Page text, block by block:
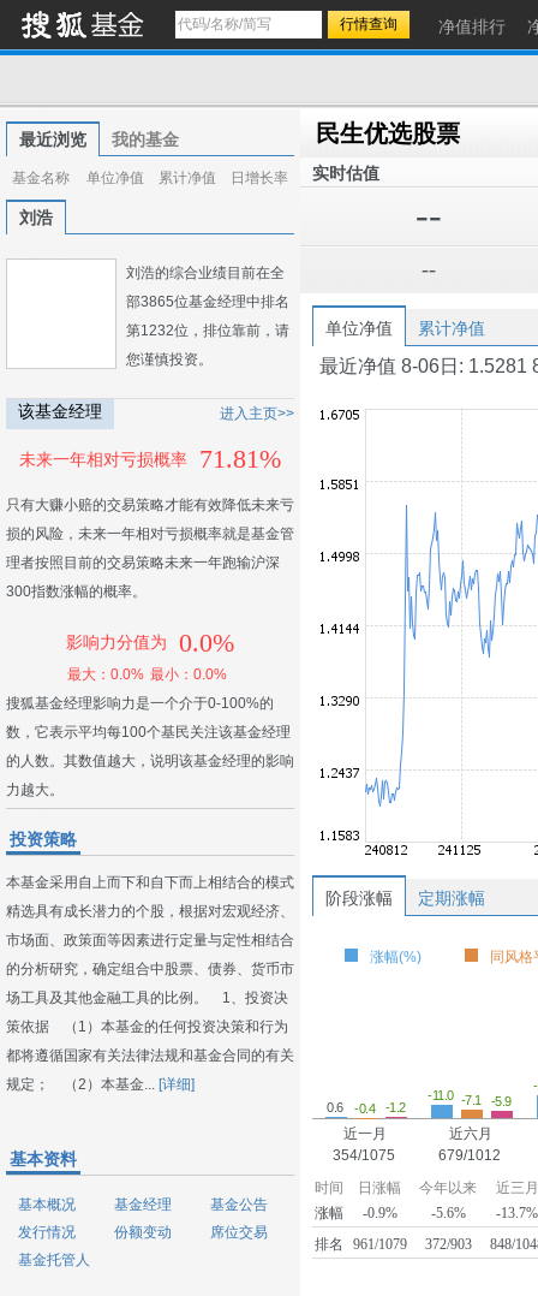
净值排行
最近浏览 我的基金
基金名称 单位净值 累计净值 日增长率
刘浩
刘浩的综合业绩目前在全
部3865位基金经理中排名
第1232位，排位靠前，请
您谨慎投资。
该基金经理 进入主页>>
未来一年相对亏损概率 71.81%
只有大赚小赔的交易策略才能有效降低未来亏
损的风险，未来一年相对亏损概率就是基金管
理者按照目前的交易策略未来一年跑输沪深
300指数涨幅的概率。
影响力分值为 0.0%
最大：0.0% 最小：0.0%
搜狐基金经理影响力是一个介于0-100%的
数，它表示平均每100个基民关注该基金经理
的人数。其数值越大，说明该基金经理的影响
力越大。
投资策略
本基金采用自上而下和自下而上相结合的模式
精选具有成长潜力的个股，根据对宏观经济、
市场面、政策面等因素进行定量与定性相结合
的分析研究，确定组合中股票、债券、货币市
场工具及其他金融工具的比例。 1、投资决
策依据 （1）本基金的任何投资决策和行为
都将遵循国家有关法律法规和基金合同的有关
规定； （2）本基金... [详细]
基本资料
基本概况 基金经理
基金公告
发行情况
份额变动
席位交易
基金托管人
民生优选股票
实时估值
--
--
单位净值 累计净值
最近净值 8-06日: 1.5281
阶段涨幅 定期涨幅
涨幅(%) 同风格
0.6 -0.4 -1.2
近一月
354/1075
-11.0 -7.1 -5.9
近六月
679/1012
时间 日涨幅 今年以来
近三月
涨幅
-0.9% -5.6%
-13.7%
排名
961/1079 372/903 848/